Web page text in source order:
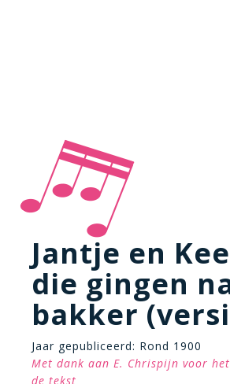
Jantje en
die gingen
bakker
Jaar gepubliceerd: Rond 1900
Met dank aan E. Chrispijn voor
de tekst